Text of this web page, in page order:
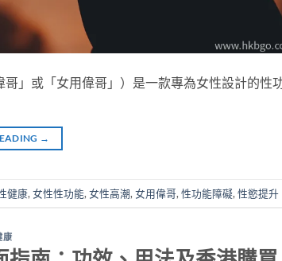
」或「女用偉哥」）是一款專為女性設計的性
→
健康, 女性性功能, 女性高潮, 女用偉哥, 性功能障礙, 性慾提升
康